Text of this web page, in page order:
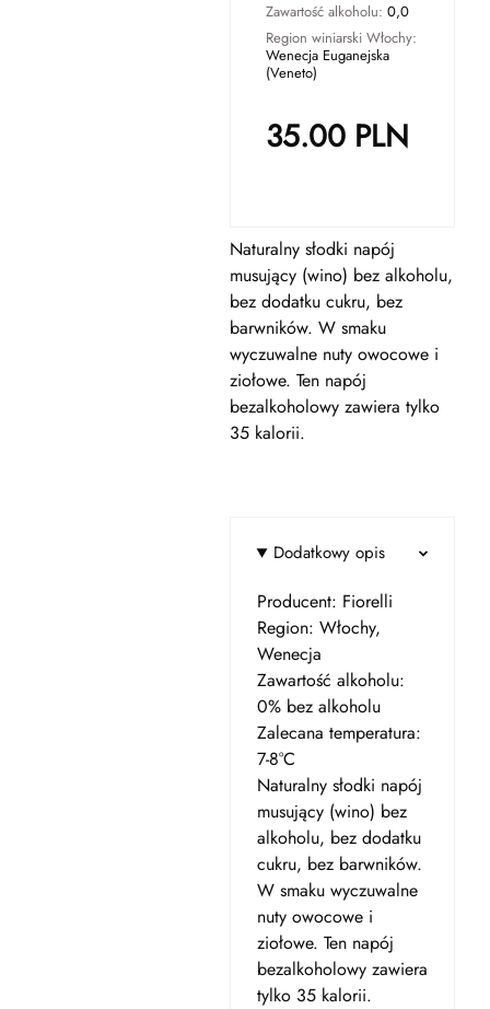
Zawartość alkoholu: 0,0
Region winiarski Włochy:
Wenecja Euganejska
(Veneto)
35.00PLN
Naturalny słodki napój
musujący (wino) bez alkoholu,
bez dodatku cukru, bez
barwników. W smaku
wyczuwalne nuty owocowe i
ziołowe. Ten napój
bezalkoholowy zawiera tylko
35 kalorii.
Dodatkowy opis
Producent: Fiorelli
Region: Włochy,
Wenecja
Zawartość alkoholu:
0% bez alkoholu
Zalecana temperatura:
7-8°C
Naturalny słodki napój
musujący (wino) bez
alkoholu, bez dodatku
cukru, bez barwników.
W smaku wyczuwalne
nuty owocowe i
ziołowe. Ten napój
bezalkoholowy zawiera
tylko 35 kalorii.